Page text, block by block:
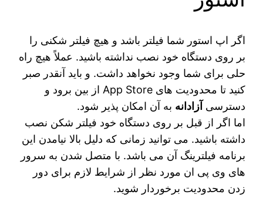
اگر اپ استور شما فیلتر باشد و هیچ فیلتر شکنی را
بر روی دستگاه خود نصب نداشته باشید. عملاً هیچ راه
حلی برای شما وجود نخواهد داشت. و باید آنقدر صبر
کنید تا محدودیت های App Store از بین برود و
دسترسی آزادانه به آن امکان پذیر شود.
اما اگر از قبل بر روی دستگاه خود فیلتر شکن نصب
داشته باشید. می‌ توانید زمانی که دلیل بالا نیامدن این
برنامه فیلترینگ آن می باشد. با متصل شدن به سرور
های وی پی ان مورد نظر از شرایط لازم برای دور
زدن محدودیت برخوردار شوید.